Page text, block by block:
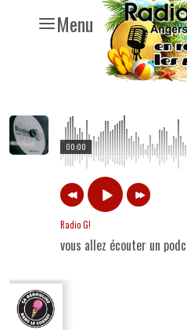
Menu
00:00
Radio G!
vous allez écouter un